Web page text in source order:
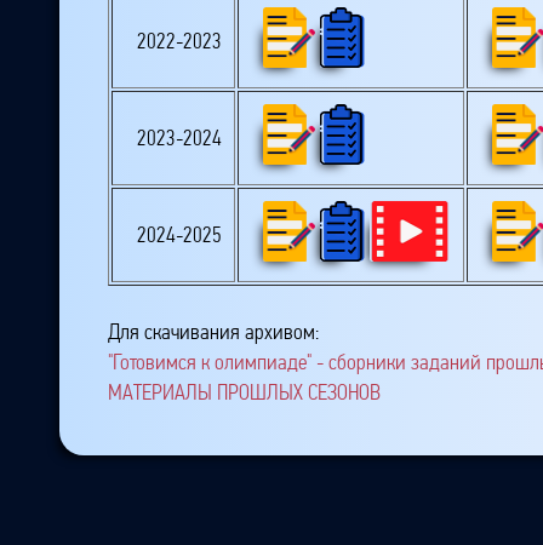
2022-2023
2023-2024
2024-2025
Для скачивания архивом:
"Готовимся к олимпиаде" - сборники заданий
МАТЕРИАЛЫ ПРОШЛЫХ СЕЗОНОВ